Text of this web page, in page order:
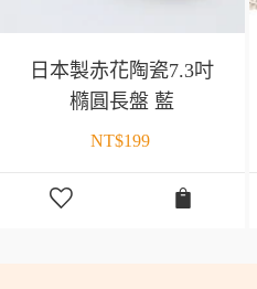
日本製赤花陶瓷7.3吋
橢圓長盤 藍
NT$199